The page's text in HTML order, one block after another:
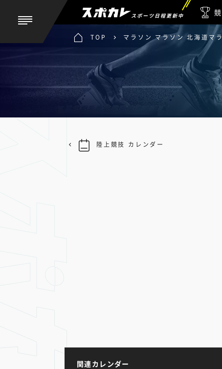
スポーツ日程更新中
TOP マラソン マラソン 北海道マ
陸上競技 カレンダー
関連カレンダー